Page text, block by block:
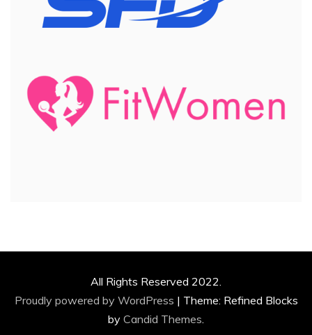
All Rights Reserved 2022.
Proudly powered by WordPress | Theme: Refined Blocks
by Candid Themes